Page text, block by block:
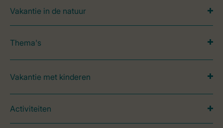
Vakantie in de natuur
Thema's
Vakantie met kinderen
Activiteiten